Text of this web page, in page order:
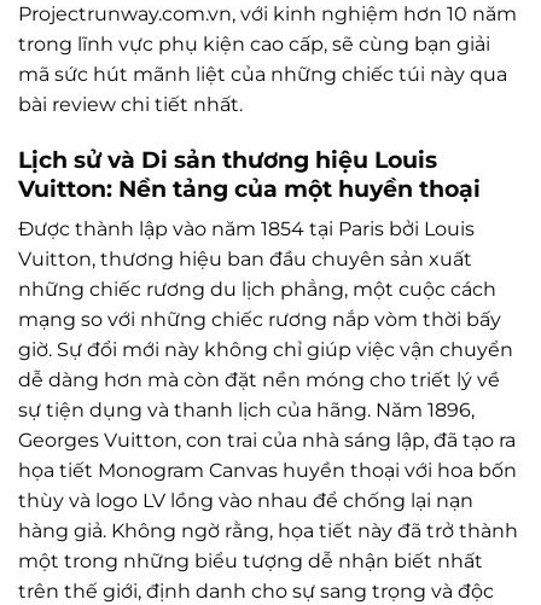
Projectrunway.com.vn, với kinh nghiệm hơn 10 năm
trong lĩnh vực phụ kiện cao cấp, sẽ cùng bạn giải
mã sức hút mãnh liệt của những chiếc túi này qua
bài review chi tiết nhất.
Lịch sử và Di sản thương hiệu Louis
Vuitton: Nền tảng của một huyền thoại
Được thành lập vào năm 1854 tại Paris bởi Louis
Vuitton, thương hiệu ban đầu chuyên sản xuất
những chiếc rương du lịch phẳng, một cuộc cách
mạng so với những chiếc rương nắp vòm thời bấy
giờ. Sự đổi mới này không chỉ giúp việc vận chuyển
dễ dàng hơn mà còn đặt nền móng cho triết lý về
sự tiện dụng và thanh lịch của hãng. Năm 1896,
Georges Vuitton, con trai của nhà sáng lập, đã tạo ra
họa tiết Monogram Canvas huyền thoại với hoa bốn
thùy và logo LV lồng vào nhau để chống lại nạn
hàng giả. Không ngờ rằng, họa tiết này đã trở thành
một trong những biểu tượng dễ nhận biết nhất
trên thế giới, định danh cho sự sang trọng và độc